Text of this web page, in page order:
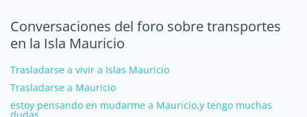
Conversaciones del foro sobre transportes
en la Isla Mauricio
Trasladarse a vivir a Islas Mauricio
Trasladarse a Mauricio
estoy pensando en mudarme a Mauricio,y tengo muchas